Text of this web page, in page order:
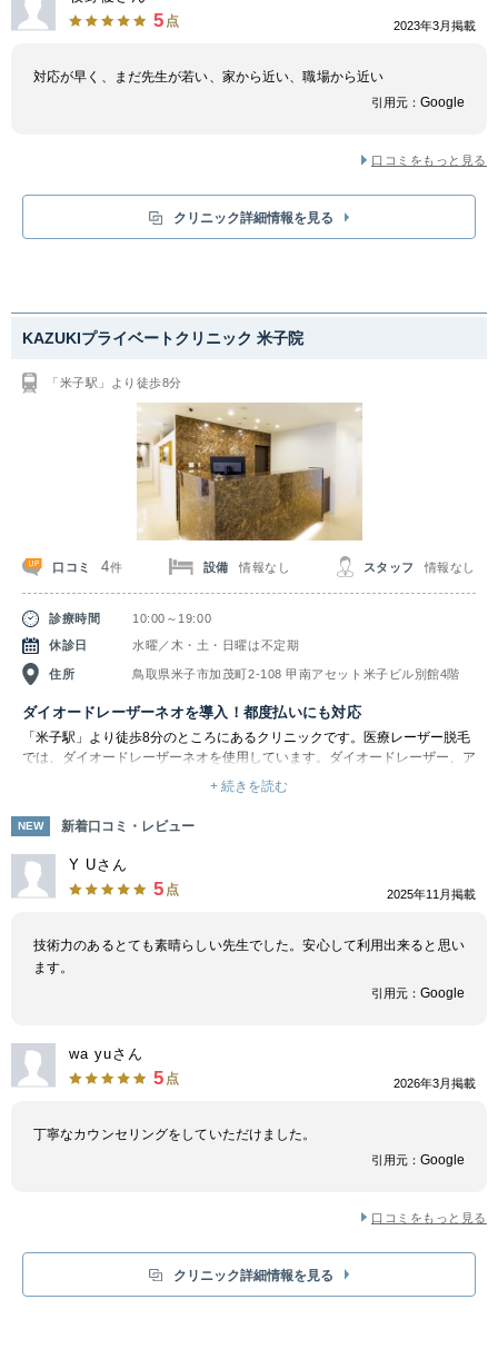
5 点 2023年3月掲載
対応が早く、まだ先生が若い、家から近い、職場から近い
引用元： Google
口コミをもっと見る
クリニック詳細情報を見る
KAZUKIプライベートクリニック 米子院
「米子駅」より徒歩8分
口コミ 4件 設備 情報なし スタッフ 情報なし
診療時間
10:00～19:00
休診日
水曜／木・土・日曜は不定期
住所 鳥取県米子市加茂町2-108 甲南アセット米子ビル別館4階
ダイオードレーザーネオを導入！都度払いにも対応
「米子駅」より徒歩8分のところにあるクリニックです。医療レーザー脱毛
では、ダイオードレーザーネオを使用しています。ダイオードレーザー、ア
レキサンドライトレーザー、Nd-YAGレーザーなど長年による多くの脱毛経
験、研究により旧来のアレキサンドライトレーザーやNd-YAGレーザー等で
はなく、ダイオードレーザーネオで効果の高い脱毛を実施しています。一度
に広範囲の照射が可能なので、短時間で脱毛することができます。また事前
のジェル塗布以外に、脱毛機器のチップ自体が冷たいため、脱毛時の痛みが
軽減されます。さらに脱毛する際に、毛穴を引き締めることで肌のキメを細
かくするので美肌効果が期待できます。
ニューが揃っています。また1回ごとの都度払いの他お得なコースメニュー
も揃っているので、お財布に優しくリーズナブルです。お肌の状態やご希望
に合わせて必要な回数だけ施術を受けられるため、ぜひ一度相談してみてく
+ 続きを読む
NEW 新着口コミ・レビュー
Y Uさん
5 点 2025年11月掲載
技術力のあるとても素晴らしい先生でした。安心して利用出来ると思い
ます。
引用元： Google
wa yuさん
5 点 2026年3月掲載
丁寧なカウンセリングをしていただけました。
引用元： Google
口コミをもっと見る
クリニック詳細情報を見る